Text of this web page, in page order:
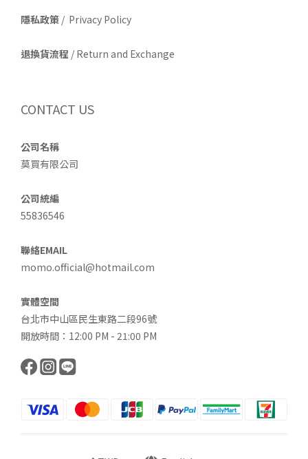
隱私政策 / Privacy Policy
退換貨流程 / Return and Exchange
CONTACT US
公司名稱
莫買有限公司
公司統編
55836546
聯絡EMAIL
momo.official@hotmail.com
實體空間
台北市中山區民生東路二段96號
開放時間：12:00 PM - 21:00 PM